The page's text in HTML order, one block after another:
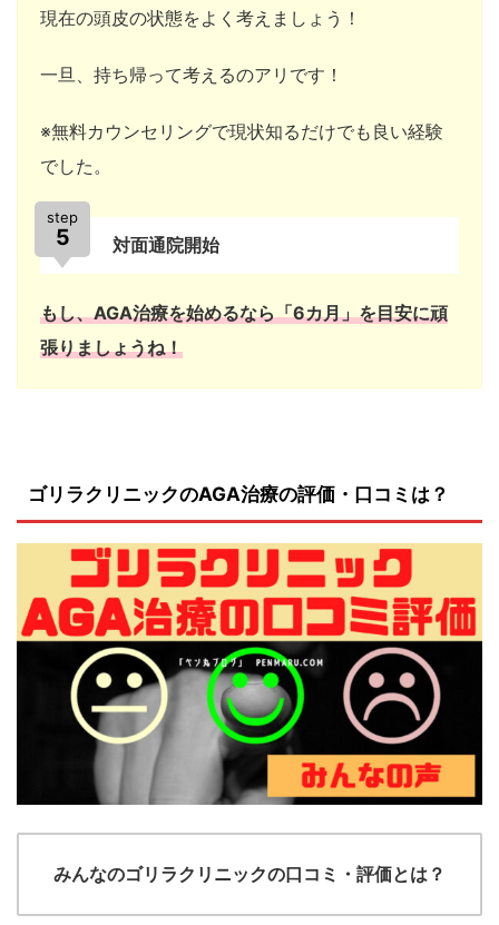
現在の頭皮の状態をよく考えましょう！
一旦、持ち帰って考えるのアリです！
※無料カウンセリングで現状知るだけでも良い経験
でした。
step
5 対面通院開始
もし、AGA治療を始めるなら「6カ月」を目安に頑
張りましょうね！
ゴリラクリニックのAGA治療の評価・口コミは？
みんなのゴリラクリニックの口コミ・評価とは？